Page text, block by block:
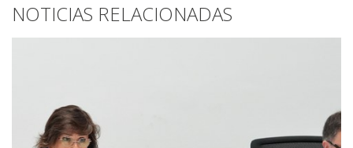
NOTICIAS RELACIONADAS